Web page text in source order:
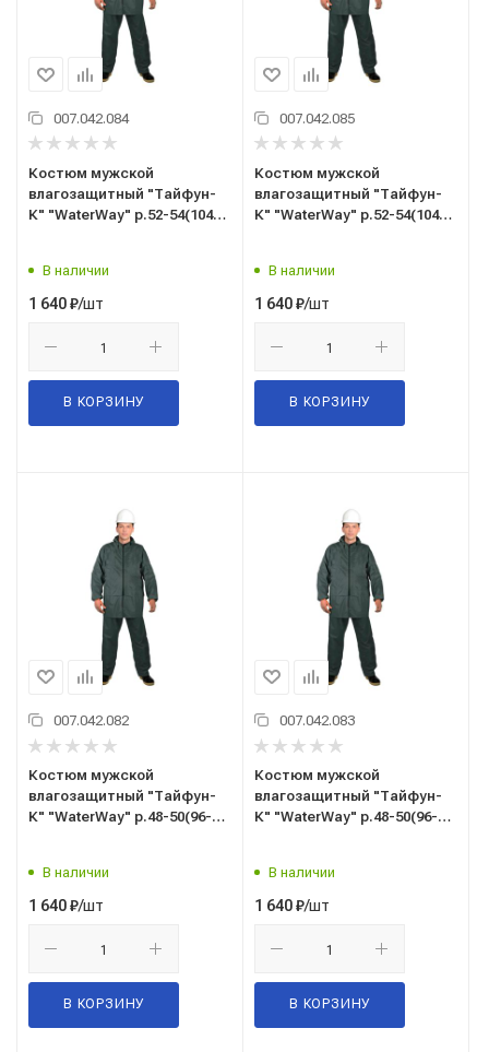
007.042.084
Костюм мужской
влагозащитный "Тайфун-
К" "WaterWay" р.52-54(104-
В наличии
1 640₽/шт
В КОРЗИНУ
007.042.085
Костюм мужской
влагозащитный "Тайфун-
К" "WaterWay" р.52-54(104-
В наличии
1 640₽/шт
В КОРЗИНУ
007.042.082
Костюм мужской
влагозащитный "Тайфун-
К" "WaterWay" р.48-50(96-
В наличии
1 640₽/шт
В КОРЗИНУ
007.042.083
Костюм мужской
влагозащитный "Тайфун-
К" "WaterWay" р.48-50(96-
В наличии
1 640₽/шт
В КОРЗИНУ